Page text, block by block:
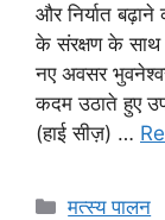
और निर्यात
के संरक्षण के साथ
नए अवसर
कदम उठाते हुए
(हाई सीज़) …
मत्स्य पालन